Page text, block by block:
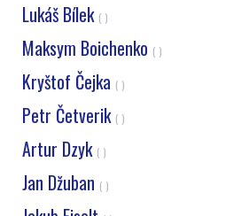
Lukáš Bílek ( )
Maksym Boichenko ( )
Kryštof Čejka ( )
Petr Četverik ( )
Artur Dzyk ( )
Jan Džuban ( )